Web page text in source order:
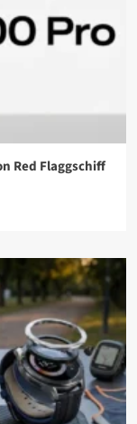
Red Flaggschiff